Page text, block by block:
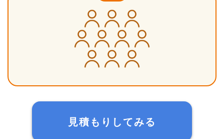
見積もりしてみる